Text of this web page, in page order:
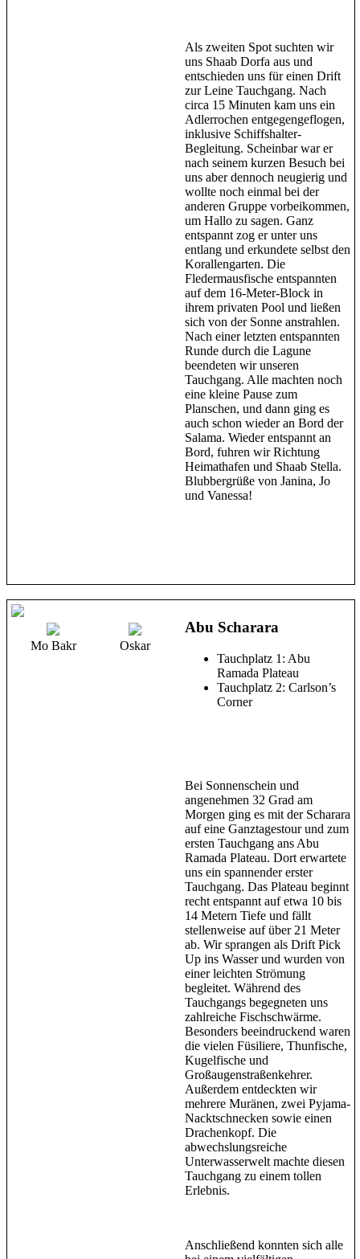
Als zweiten Spot suchten wir
uns Shaab Dorfa aus und
entschieden uns für einen Drift
zur Leine Tauchgang. Nach
circa 15 Minuten kam uns ein
Adlerrochen entgegengeflogen,
inklusive Schiffshalter-
Begleitung. Scheinbar war er
nach seinem kurzen Besuch bei
uns aber dennoch neugierig und
wollte noch einmal bei der
anderen Gruppe vorbeikommen,
um Hallo zu sagen. Ganz
entspannt zog er unter uns
entlang und erkundete selbst den
Korallengarten. Die
Fledermausfische entspannten
auf dem 16-Meter-Block in
ihrem privaten Pool und ließen
sich von der Sonne anstrahlen.
Nach einer letzten entspannten
Runde durch die Lagune
beendeten wir unseren
Tauchgang. Alle machten noch
eine kleine Pause zum
Planschen, und dann ging es
auch schon wieder an Bord der
Salama. Wieder entspannt an
Bord, fuhren wir Richtung
Heimathafen und Shaab Stella.
Blubbergrüße von Janina, Jo
und Vanessa!
Mo Bakr Oskar
Abu Scharara
Tauchplatz 1: Abu
Ramada Plateau
Tauchplatz 2: Carlson’s
Corner
Bei Sonnenschein und
angenehmen 32 Grad am
Morgen ging es mit der Scharara
auf eine Ganztagestour und zum
ersten Tauchgang ans Abu
Ramada Plateau. Dort erwartete
uns ein spannender erster
Tauchgang. Das Plateau beginnt
recht entspannt auf etwa 10 bis
14 Metern Tiefe und fällt
stellenweise auf über 21 Meter
ab. Wir sprangen als Drift Pick
Up ins Wasser und wurden von
einer leichten Strömung
begleitet. Während des
Tauchgangs begegneten uns
zahlreiche Fischschwärme.
Besonders beeindruckend waren
die vielen Füsiliere, Thunfische,
Kugelfische und
Großaugenstraßenkehrer.
Außerdem entdeckten wir
mehrere Muränen, zwei Pyjama-
Nacktschnecken sowie einen
Drachenkopf. Die
abwechslungsreiche
Unterwasserwelt machte diesen
Tauchgang zu einem tollen
Erlebnis.
Anschließend konnten sich alle